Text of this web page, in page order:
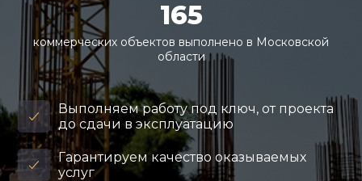
165
коммерческих объектов выполнено в Московской
области
Выполняем работу под ключ, от проекта
до сдачи в эксплуатацию
Гарантируем качество оказываемых
услуг